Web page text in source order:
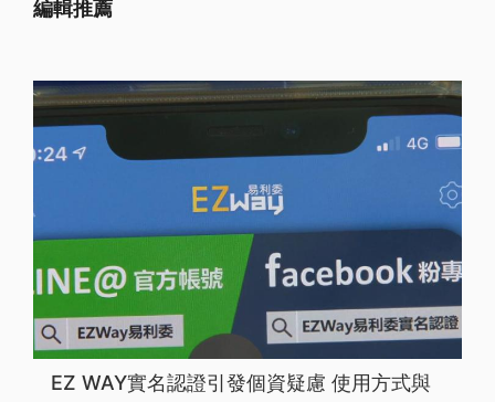
編輯推薦
EZ WAY實名認證引發個資疑慮 使用方式與